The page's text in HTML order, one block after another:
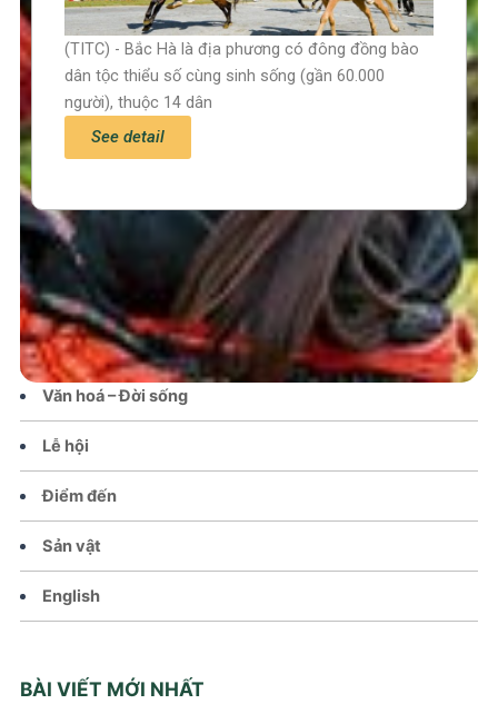
Trang chủ
Tin tức – Sự kiện
Chính sách
Văn hoá – Đời sống
Lễ hội
Điểm đến
Sản vật
English
BÀI VIẾT MỚI NHẤT
(TITC) - Bắc Hà là địa phương có đông đồng bào
dân tộc thiểu số cùng sinh sống (gần 60.000
người), thuộc 14 dân
See detail